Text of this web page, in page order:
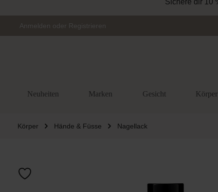
Sichere dir 10
Anmelden oder Registrieren
Neuheiten Marken Gesicht Körper
Körper Hände & Füsse Nagellack